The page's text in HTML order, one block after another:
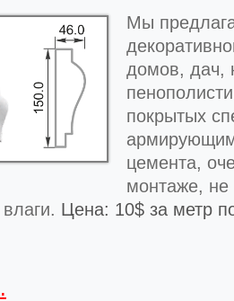
Мы
домов, дач,
покрытых
цемента,
монтаже, не
Цена: 10$ за метр